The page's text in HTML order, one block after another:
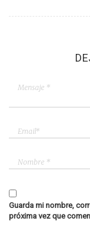
Guarda mi nombre,
próxima vez que